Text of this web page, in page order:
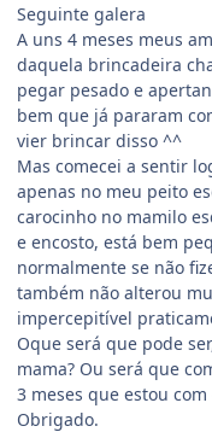
Seguinte galera
A uns 4 meses meus
daquela brincadeira
pegar pesado e
bem que já pararam
vier brincar disso ^^
Mas comecei a sentir
apenas no meu peito
carocinho no mamilo
e encosto, está bem
normalmente se não
também não alterou
impercepitível
Oque será que pode
mama? Ou será que
3 meses que estou
Obrigado.